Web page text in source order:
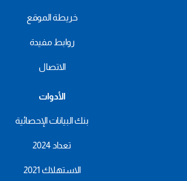
خريطة الموقع
روابط مفيدة
الاتصال
الأدوات
بنك البيانات الإحصائية
تعداد 2024
الاستهلاك 2021